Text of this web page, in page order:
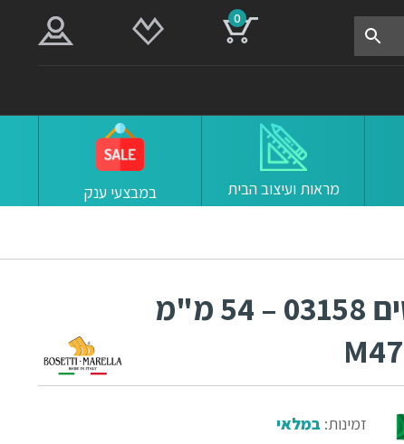
0
מראות ועיצוב הבית במבצעי ענק
ידיות כפתור למטבח ורהיטים 03158 – 54 מ"מ
זמינות:במלאי